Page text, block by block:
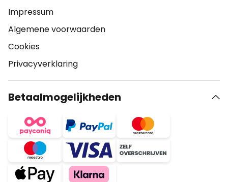
Impressum
Algemene voorwaarden
Cookies
Privacyverklaring
Betaalmogelijkheden